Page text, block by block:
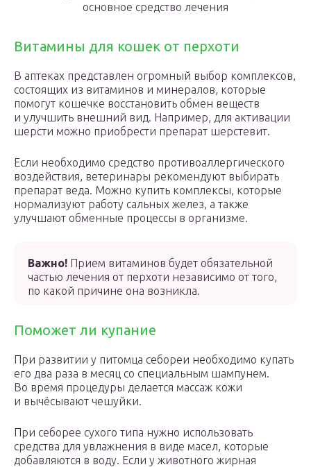
основное средство лечения
Витамины для кошек от перхоти
В аптеках представлен огромный выбор комплексов,
состоящих из витаминов и минералов, которые
помогут кошечке восстановить обмен веществ
и улучшить внешний вид. Например, для активации
шерсти можно приобрести препарат шерстевит.
Если необходимо средство противоаллергического
воздействия, ветеринары рекомендуют выбирать
препарат веда. Можно купить комплексы, которые
нормализуют работу сальных желез, а также
улучшают обменные процессы в организме.
Важно! Прием витаминов будет обязательной
частью лечения от перхоти независимо от того,
по какой причине она возникла.
Поможет ли купание
При развитии у питомца себореи необходимо купать
его два раза в месяц со специальным шампунем.
Во время процедуры делается массаж кожи
и вычёсывают чешуйки.
При себорее сухого типа нужно использовать
средства для увлажнения в виде масел, которые
добавляются в воду. Если у животного жирная